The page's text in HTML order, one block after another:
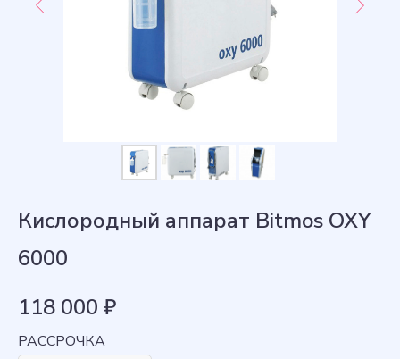
Кислородный аппарат Bitmos OXY
6000
118 000 ₽
РАССРОЧКА